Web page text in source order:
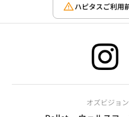
ハピタスご利用
オズビジョ